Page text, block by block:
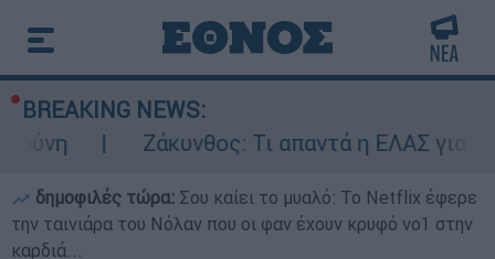
BREAKING NEWS:
Ζάκυνθος: Τι απαντά η ΕΛΑΣ για
δημοφιλές τώρα: Σου καίει το μυαλό: Το Netflix έφερε
την ταινιάρα του Νόλαν που οι φαν έχουν κρυφό νο1 στην
καρδιά...